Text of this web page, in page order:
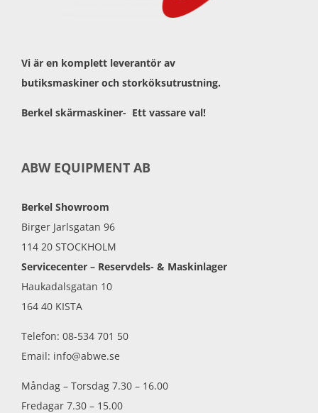
Vi är en komplett leverantör av
butiksmaskiner och storköksutrustning.
Berkel skärmaskiner- Ett vassare val!
ABW EQUIPMENT AB
Berkel Showroom
Birger Jarlsgatan 96
114 20 STOCKHOLM
Servicecenter – Reservdels- & Maskinlager
Haukadalsgatan 10
164 40 KISTA
Telefon: 08-534 701 50
Email: info@abwe.se
Måndag – Torsdag 7.30 – 16.00
Fredagar 7.30 – 15.00